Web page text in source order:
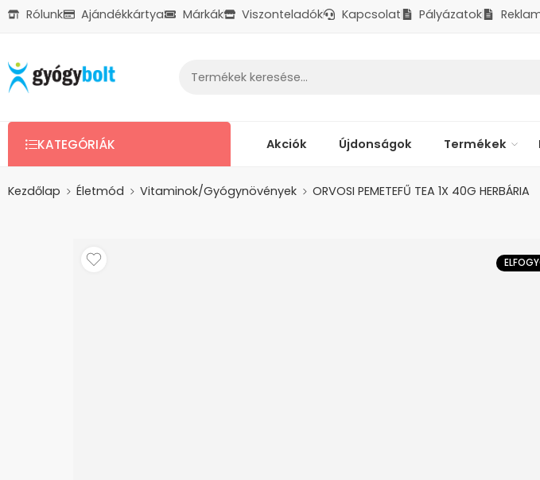
Rólunk Ajándékkártya Márkák Viszonteladók Kapcsolat Pályázatok
KATEGÓRIÁK Akciók Újdonságok Termékek
Kezdőlap Életmód Vitaminok/Gyógynövények ORVOSI PEMETEFŰ TEA 1X 40G HERBÁRIA